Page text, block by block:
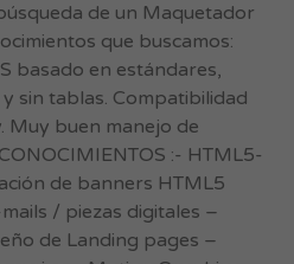
de un Maquetador
que buscamos:
basado en estándares,
sin tablas. Compatibilidad
Muy buen manejo de
:- HTML5-
de banners HTML5
/ piezas digitales –
de Landing pages –